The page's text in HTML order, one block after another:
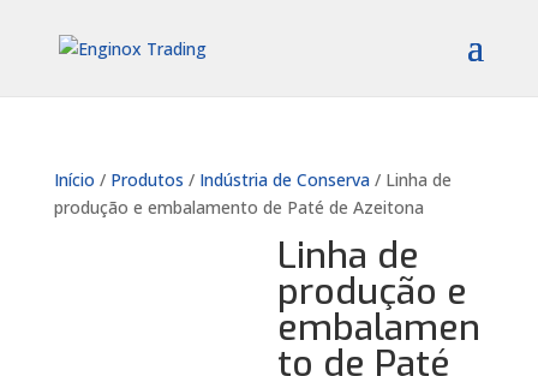
Início / Produtos / Indústria de Conserva/ Linha de
produção e embalamento de Paté de Azeitona
Linha de
produção e
embalamen
to de Paté